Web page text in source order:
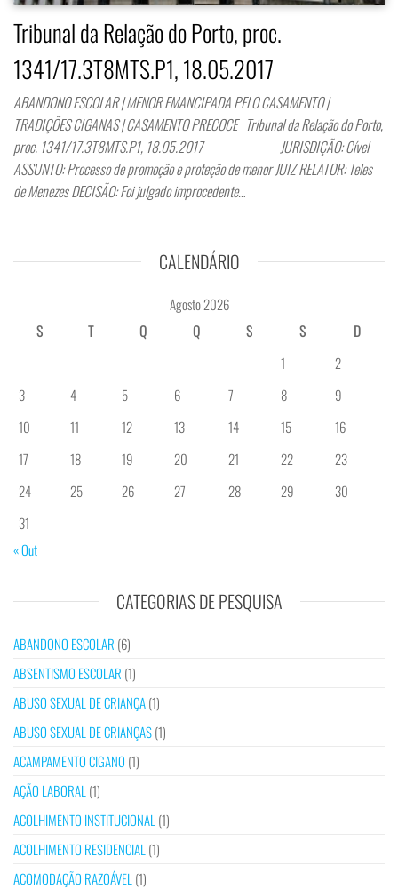
Tribunal da Relação do Porto, proc.
1341/17.3T8MTS.P1, 18.05.2017
ABANDONO ESCOLAR | MENOR EMANCIPADA PELO CASAMENTO |
TRADIÇÕES CIGANAS | CASAMENTO PRECOCE Tribunal da Relação do Porto,
proc. 1341/17.3T8MTS.P1, 18.05.2017 JURISDIÇÃO: Cível
ASSUNTO: Processo de promoção e proteção de menor JUIZ RELATOR: Teles
de Menezes DECISÃO: Foi julgado improcedente…
CALENDÁRIO
Agosto 2026
S
T Q Q S S
D
1
2
3
4 5 6 7 8
9
10
11 12 13 14 15
16
17
18 19 20 21 22
23
24
25 26 27 28 29
30
31
« Out
CATEGORIAS DE PESQUISA
ABANDONO ESCOLAR (6)
ABSENTISMO ESCOLAR (1)
ABUSO SEXUAL DE CRIANÇA(1)
ABUSO SEXUAL DE CRIANÇAS(1)
ACAMPAMENTO CIGANO (1)
AÇÃO LABORAL (1)
ACOLHIMENTO INSTITUCIONAL (1)
ACOLHIMENTO RESIDENCIAL (1)
ACOMODAÇÃO RAZOÁVEL (1)